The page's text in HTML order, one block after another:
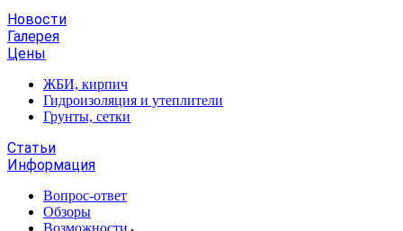
Новости
Галерея
Цены
ЖБИ, кирпич
Гидроизоляция и утеплители
Грунты, сетки
Статьи
Информация
Вопрос-ответ
Обзоры
Возможности